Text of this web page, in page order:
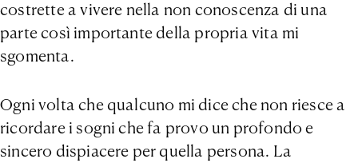
costrette a vivere nella non conoscenza di una
parte così importante della propria vita mi
sgomenta.
Ogni volta che qualcuno mi dice che non riesce a
ricordare i sogni che fa provo un profondo e
sincero dispiacere per quella persona. La